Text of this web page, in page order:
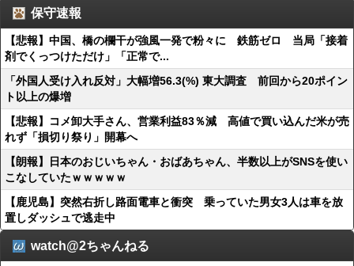
保守速報
【悲報】中国、橋の欄干が強風一発で粉々に 鉄筋ゼロ 当局「接着
剤でくっつけただけ」「正常で...
「外国人受け入れ反対」大幅増56.3(%) 東大調査 前回から20ポイン
ト以上の爆増
【悲報】コメ卸大手さん、営業利益83％減 高値で買い込んだ米が売
れず「損切り祭り」開幕へ
【朗報】日本のおじいちゃん・おばあちゃん、半数以上がSNSを使い
こなしていたｗｗｗｗｗ
【鹿児島】突然右折し路面電車と衝突 乗っていた男女3人は車を放
置しダッシュで逃走中
watch@2ちゃんねる